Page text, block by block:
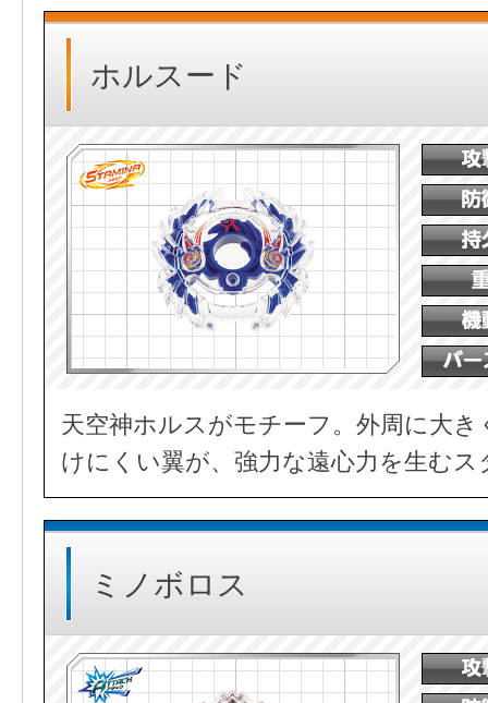
ホルスード
天空神ホルスがモチーフ。外周に大
けにくい翼が、強力な遠心力を生む
ミノボロス